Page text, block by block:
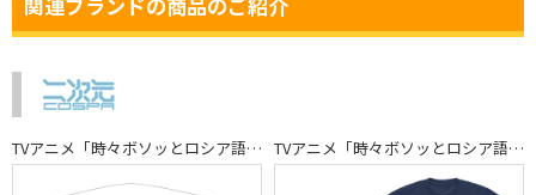
TVアニメ「時々ボソッとロシア語でデレる隣のアーリャさん」 TVアニメ「時々ボソッとロシア語でデレる隣のアーリャさん」